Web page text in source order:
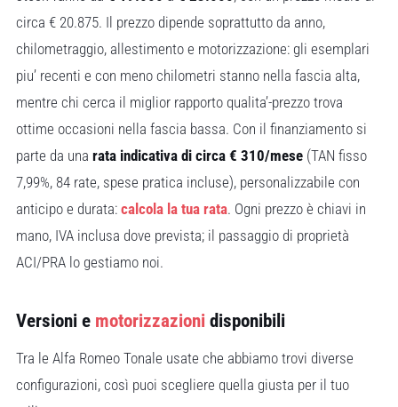
circa € 20.875. Il prezzo dipende soprattutto da anno,
chilometraggio, allestimento e motorizzazione: gli esemplari
piu’ recenti e con meno chilometri stanno nella fascia alta,
mentre chi cerca il miglior rapporto qualita’-prezzo trova
ottime occasioni nella fascia bassa. Con il finanziamento si
parte da una rata indicativa di circa € 310/mese (TAN fisso
7,99%, 84 rate, spese pratica incluse), personalizzabile con
anticipo e durata: calcola la tua rata. Ogni prezzo è chiavi in
mano, IVA inclusa dove prevista; il passaggio di proprietà
ACI/PRA lo gestiamo noi.
Versioni e motorizzazioni disponibili
Tra le Alfa Romeo Tonale usate che abbiamo trovi diverse
configurazioni, così puoi scegliere quella giusta per il tuo